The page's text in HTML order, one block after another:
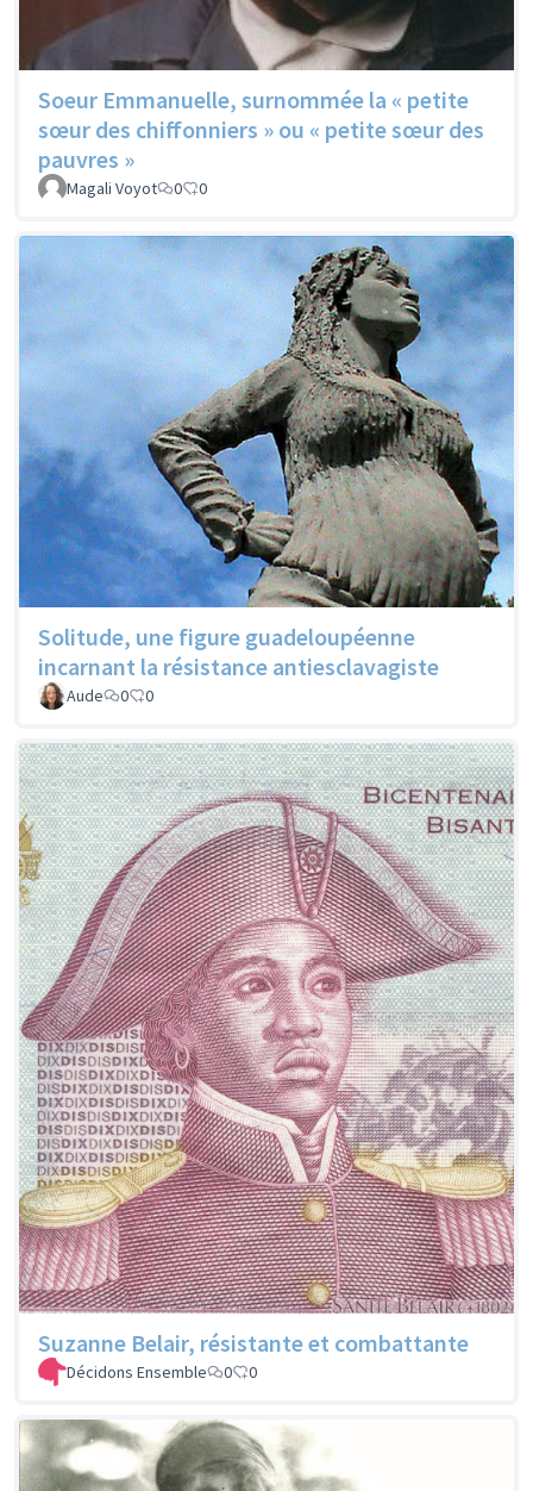
Soeur Emmanuelle, surnommée la « petite
sœur des chiffonniers » ou « petite sœur des
pauvres »
Magali Voyot 0 0
Solitude, une figure guadeloupéenne
incarnant la résistance antiesclavagiste
Aude 0 0
Suzanne Belair, résistante et combattante
Décidons Ensemble 0 0